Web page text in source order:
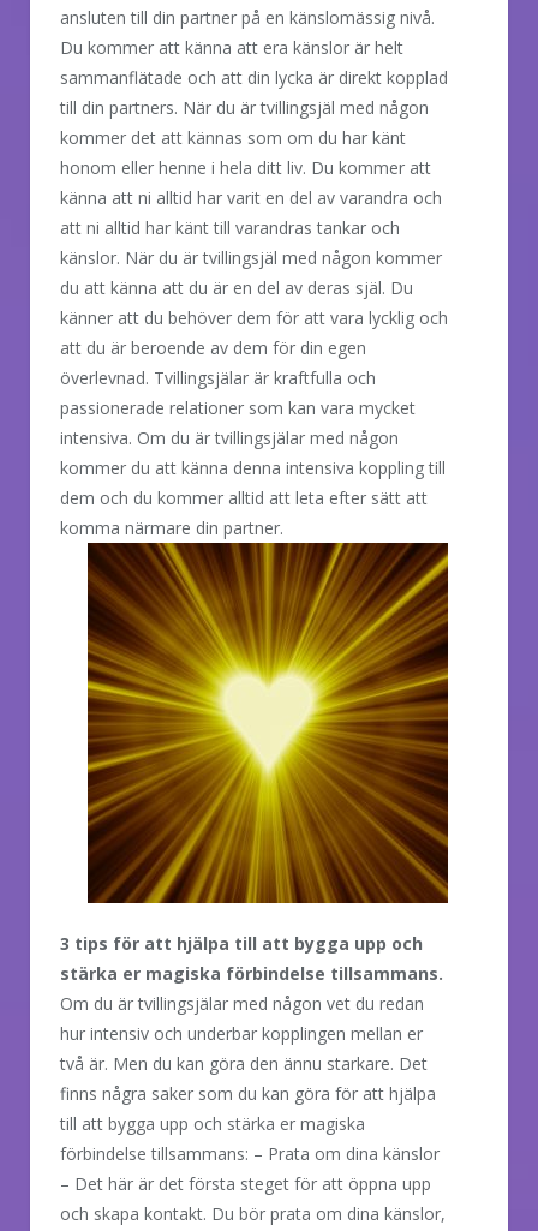
ansluten till din partner på en känslomässig nivå.
Du kommer att känna att era känslor är helt
sammanflätade och att din lycka är direkt kopplad
till din partners. När du är tvillingsjäl med någon
kommer det att kännas som om du har känt
honom eller henne i hela ditt liv. Du kommer att
känna att ni alltid har varit en del av varandra och
att ni alltid har känt till varandras tankar och
känslor. När du är tvillingsjäl med någon kommer
du att känna att du är en del av deras själ. Du
känner att du behöver dem för att vara lycklig och
att du är beroende av dem för din egen
överlevnad. Tvillingsjälar är kraftfulla och
passionerade relationer som kan vara mycket
intensiva. Om du är tvillingsjälar med någon
kommer du att känna denna intensiva koppling till
dem och du kommer alltid att leta efter sätt att
komma närmare din partner.
3 tips för att hjälpa till att bygga upp och
stärka er magiska förbindelse tillsammans.
Om du är tvillingsjälar med någon vet du redan
hur intensiv och underbar kopplingen mellan er
två är. Men du kan göra den ännu starkare. Det
finns några saker som du kan göra för att hjälpa
till att bygga upp och stärka er magiska
förbindelse tillsammans: – Prata om dina känslor
– Det här är det första steget för att öppna upp
och skapa kontakt. Du bör prata om dina känslor,